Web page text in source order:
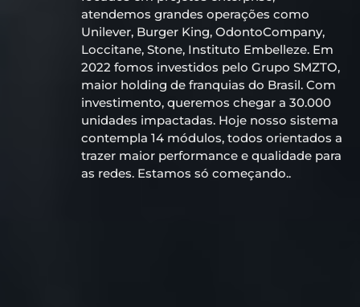
atendemos grandes operações como
Unilever, Burger King, OdontoCompany,
Loccitane, Stone, Instituto Embelleze. Em
2022 fomos investidos pelo Grupo SMZTO,
maior holding de franquias do Brasil. Com
investimento, queremos chegar a 30.000
unidades impactadas. Hoje nosso sistema
contempla 14 módulos, todos orientados a
trazer maior performance e qualidade para
as redes. Estamos só começando..